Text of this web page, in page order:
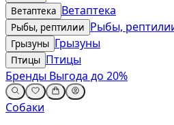
Ветаптека Ветаптека
Рыбы, рептилии Рыбы,
Грызуны Грызуны
Птицы Птицы
Бренды Выгода до 20%
Собаки